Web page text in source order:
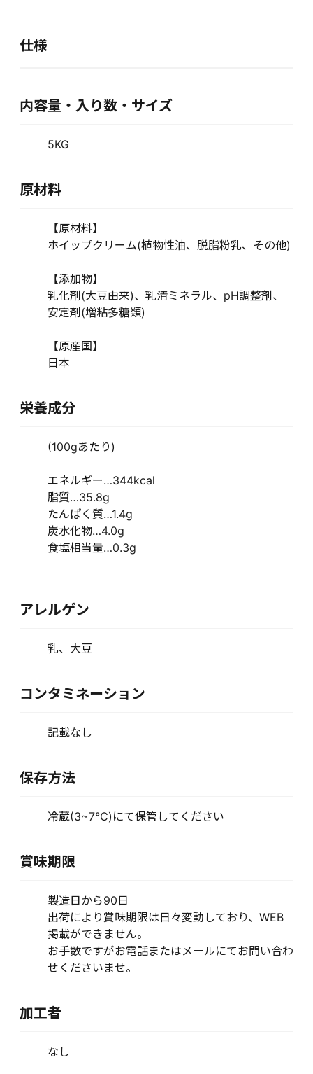
仕様
内容量・入り数・サイズ
5KG
原材料
【原材料】
ホイップクリーム(植物性油、脱脂粉乳、その他)
【添加物】
乳化剤(大豆由来)、乳清ミネラル、pH調整剤、
安定剤(増粘多糖類)
【原産国】
日本
栄養成分
(100gあたり)
エネルギー…344kcal
脂質…35.8g
たんぱく質…1.4g
炭水化物…4.0g
食塩相当量…0.3g
アレルゲン
乳、大豆
コンタミネーション
記載なし
保存方法
冷蔵(3~7℃)にて保管してください
賞味期限
製造日から90日
出荷により賞味期限は日々変動しており、WEB
掲載ができません。
お手数ですがお電話またはメールにてお問い合わ
せくださいませ。
加工者
なし